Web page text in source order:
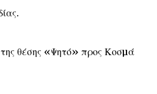
θέσης «Ψητό» προς Κοσµά